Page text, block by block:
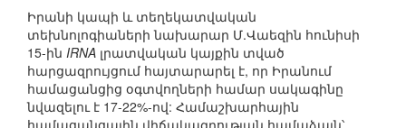
Իրանի կապի և տեղեկատվական
տեխնոլոգիաների նախարար Մ.Վաեզին հունիսի
15-ին IRNA լրատվական կայքին տված
հարցազրույցում հայտարարել է, որ Իրանում
համացանցից օգտվողների համար սակագինը
նվազելու է 17-22%-ով: Համաշխարհային